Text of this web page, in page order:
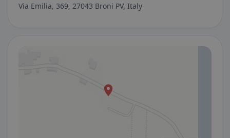
Via Emilia, 369, 27043 Broni PV, Italy